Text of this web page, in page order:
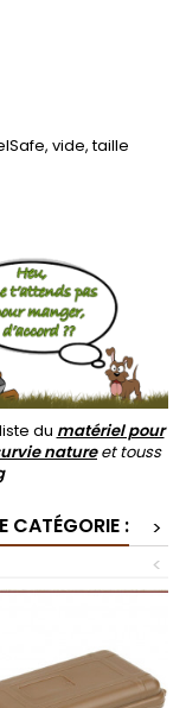
vide, taille
du matériel pour
natureet touss
CATÉGORIE :
>
<